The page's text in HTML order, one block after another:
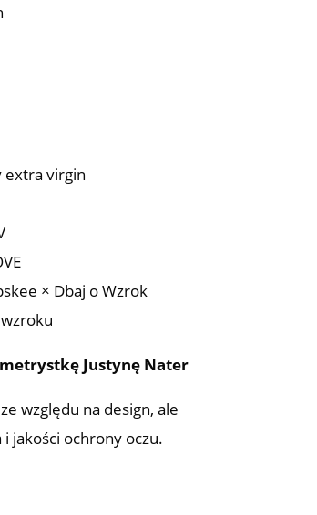
extra virgin
× Dbaj o Wzrok
Justynę Nater
względu na design, ale
jakości ochrony oczu.